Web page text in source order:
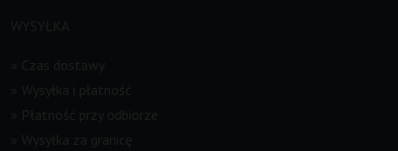
WYSYŁKA
Czas dostawy
Wysyłka i płatność
Płatność przy odbiorze
Wysyłka za granicę